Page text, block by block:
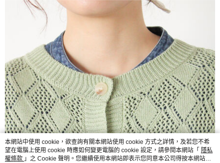
本網站中使用 cookie，欲查詢有關本網站使用 cookie 方式之詳情，及若您不希
望在電腦上使用 cookie 時應如何變更電腦的 cookie 設定，請參閱本網站「 隱私
權條款 」之 Cookie 聲明。您繼續使用本網站即表示您同意本公司得按本網站使